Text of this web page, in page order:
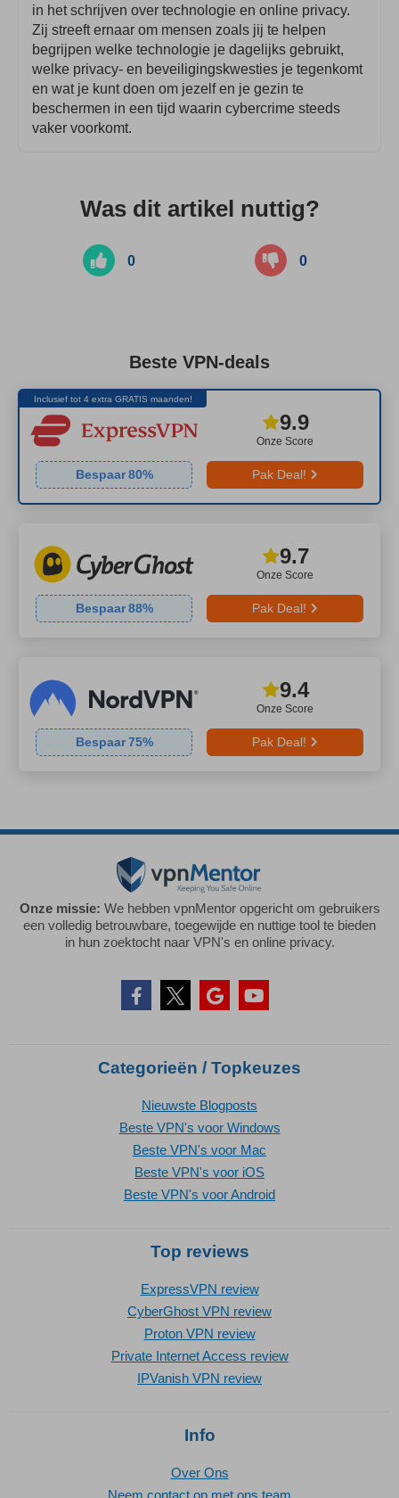
in het schrijven over technologie en online privacy.
Zij streeft ernaar om mensen zoals jij te helpen
begrijpen welke technologie je dagelijks gebruikt,
welke privacy- en beveiligingskwesties je tegenkomt
en wat je kunt doen om jezelf en je gezin te
beschermen in een tijd waarin cybercrime steeds
vaker voorkomt.
Was dit artikel nuttig?
0 0
Beste VPN-deals
Inclusief tot 4 extra GRATIS maanden!
Onze Score
9.9
Bespaar 80% Pak Deal!
Onze Score
9.7
Bespaar 88% Pak Deal!
Onze Score
9.4
Bespaar 75% Pak Deal!
Onze missie: We hebben vpnMentor opgericht om gebruikers
een volledig betrouwbare, toegewijde en nuttige tool te bieden
in hun zoektocht naar VPN's en online privacy.
Categorieën / Topkeuzes
Nieuwste Blogposts
Beste VPN's voor Windows
Beste VPN's voor Mac
Beste VPN's voor iOS
Beste VPN's voor Android
Top reviews
ExpressVPN review
CyberGhost VPN review
Proton VPN review
Private Internet Access review
IPVanish VPN review
Info
Over Ons